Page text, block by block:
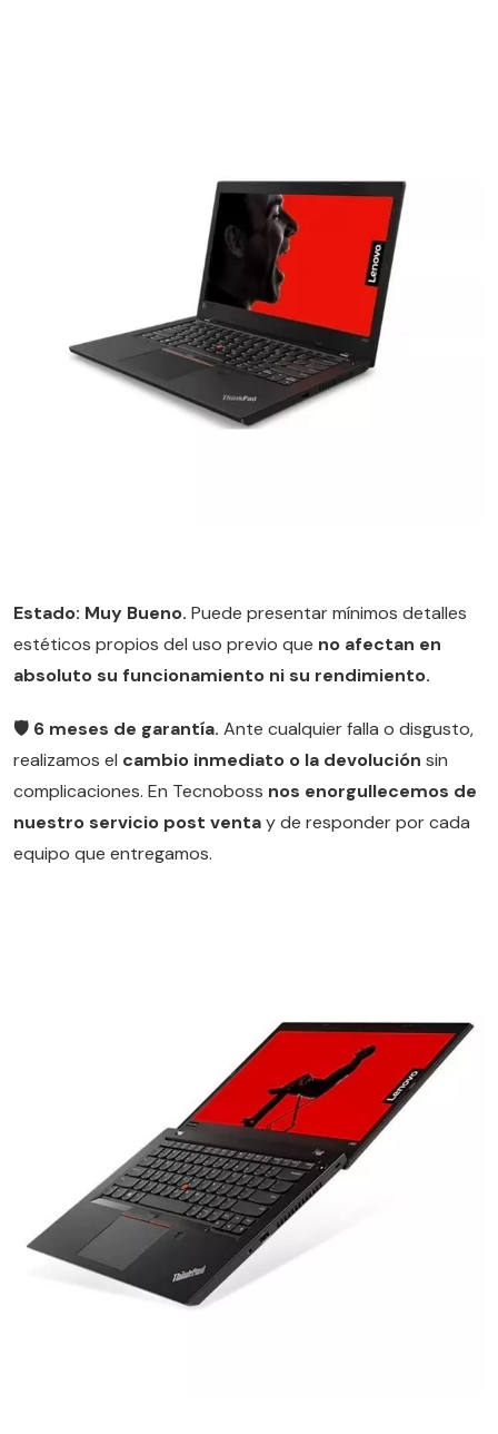
Estado: Muy Bueno. Puede presentar mínimos detalles
estéticos propios del uso previo que no afectan en
absoluto su funcionamiento ni su rendimiento.
🛡️ 6 meses de garantía. Ante cualquier falla o disgusto,
realizamos el cambio inmediato o la devolución sin
complicaciones. En Tecnoboss nos enorgullecemos de
nuestro servicio post ventay de responder por cada
equipo que entregamos.